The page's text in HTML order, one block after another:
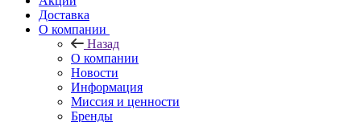
Доставка
О компании
Назад
О компании
Новости
Информация
Миссия и ценности
Бренды